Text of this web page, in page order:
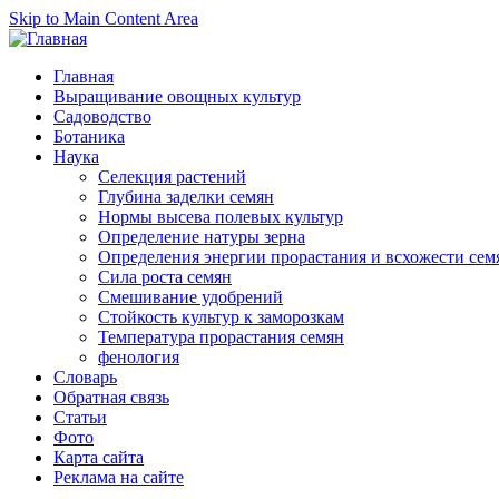
Skip to Main Content Area
Главная
Выращивание овощных культур
Садоводство
Ботаника
Наука
Селекция растений
Глубина заделки семян
Нормы высева полевых культур
Определение натуры зерна
Определения энергии прорастания и всхожести
Сила роста семян
Смешивание удобрений
Стойкость культур к заморозкам
Температура прорастания семян
фенология
Словарь
Обратная связь
Статьи
Фото
Карта сайта
Реклама на сайте